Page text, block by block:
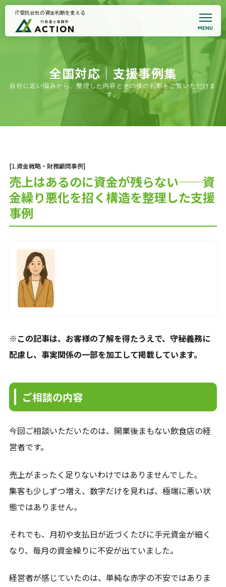
IT受託会社の資金判断を支える
MENU
全国対応｜支援事例集
自社に近い悩みから、整理した内容とその後の判断をご覧いただけま
す。
[1.資金戦略・財務顧問事例]
売上はあるのに資金が残らない──資
金繰り悪化を招く構造を整理した支援
事例
※この記事は、お客様の了解を得たうえで、守秘義務に
配慮し、事実関係の一部を加工して掲載しています。
ご相談の内容
今回ご相談いただいたのは、開業後まもない飲食店の経
営者です。
売上がまったく足りないわけではありませんでした。
集客も少しずつ増え、数字だけを見れば、極端に悪い状
態ではありません。
それでも、月初や支払日が近づくたびに手元資金が細く
なり、毎月の資金繰りに不安が出ていました。
経営者が感じていたのは、単純な赤字の不安ではありま
トップページ
事務所案内
代表プロフィール
悩みから支援を探す
全国対応｜支援事例集
契約書サポート
面談予約・支援適合性確認
初回相談のご案内
複雑につながった資金の悩みを、
120分のオンライン面談で整理します。
面談後には、
現状の課題、確認すべき数字、
「初回面談レポート」を納品します。
相談して終わりではなく、